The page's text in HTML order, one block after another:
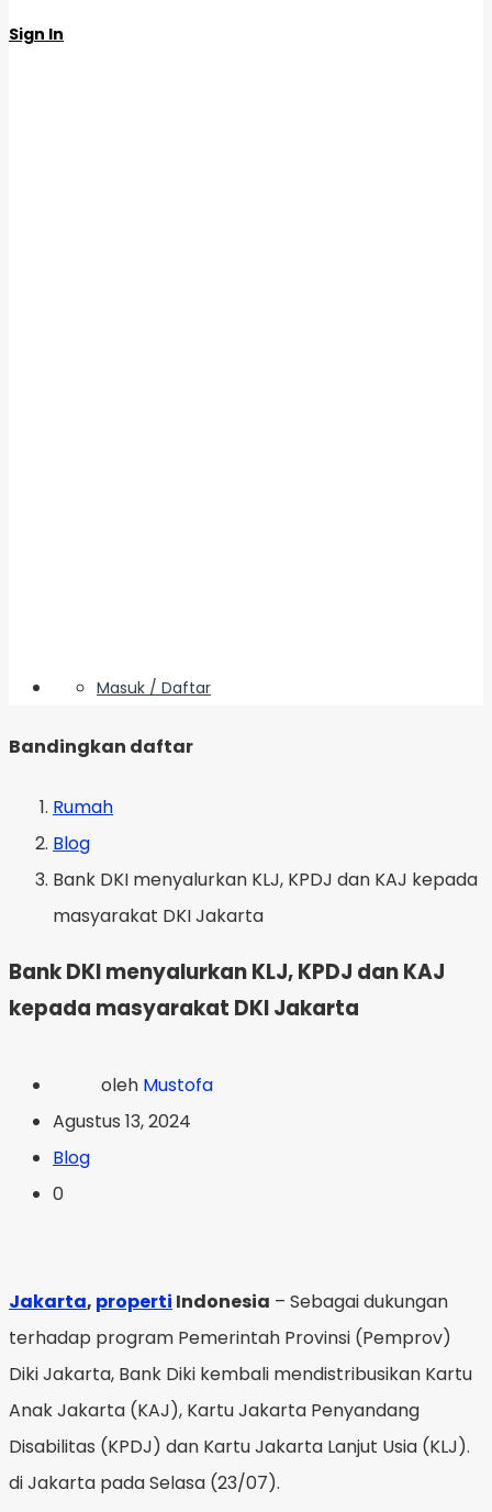
Sign In
Masuk / Daftar
Bandingkan daftar
Rumah
Blog
Bank DKI menyalurkan KLJ, KPDJ dan KAJ kepada
masyarakat DKI Jakarta
Bank DKI menyalurkan KLJ, KPDJ dan KAJ
kepada masyarakat DKI Jakarta
oleh Mustofa
Agustus 13, 2024
Blog
0
Jakarta, properti Indonesia – Sebagai dukungan
terhadap program Pemerintah Provinsi (Pemprov)
Diki Jakarta, Bank Diki kembali mendistribusikan Kartu
Anak Jakarta (KAJ), Kartu Jakarta Penyandang
Disabilitas (KPDJ) dan Kartu Jakarta Lanjut Usia (KLJ).
di Jakarta pada Selasa (23/07).